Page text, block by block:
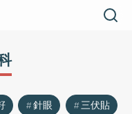
針眼
三伏貼